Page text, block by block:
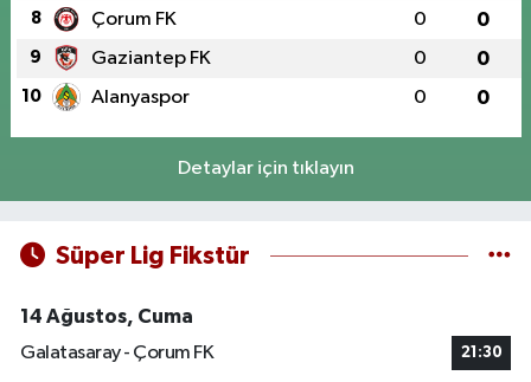
8 Çorum FK 0 0
9 Gaziantep FK 0 0
10 Alanyaspor 0 0
Detaylar için tıklayın
Süper Lig Fikstür
14 Ağustos, Cuma
Galatasaray - Çorum FK
21:30